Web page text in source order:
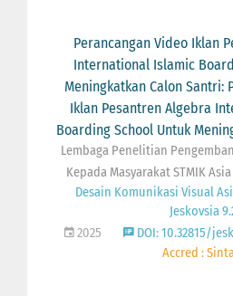
Perancangan Video Iklan
International Islamic
Meningkatkan Calon Santri:
Iklan Pesantren Algebra
Boarding School Untuk
Lembaga Penelitian
Kepada Masyarakat STMIK
Desain Komunikasi Visual
Jeskovsia
2025
DOI: 10.32815/
Accred :